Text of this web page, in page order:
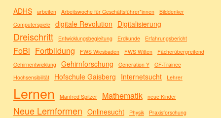
ADHS arbeiten Arbeitswoche für Geschäftsführer*innen
Bilddenker
Computerspiele
digitale Revolution Digitalisierung
Dreischritt Entwicklungsbegleitung Erdkunde Erfahrungsbericht
FoBi Fortbildung FWS Wiesbaden FWS Witten
Fächerübergreifend
Gehirnentwicklung
Gehirnforschung Generation Y
GF-Trainee
Hochsensibilität
Hofschule Gaisberg Internetsucht Lehrer
Lernen Manfred Spitzer Mathematik neue Kinder
Neue Lernformen Onlinesucht Physik Praxisforschung